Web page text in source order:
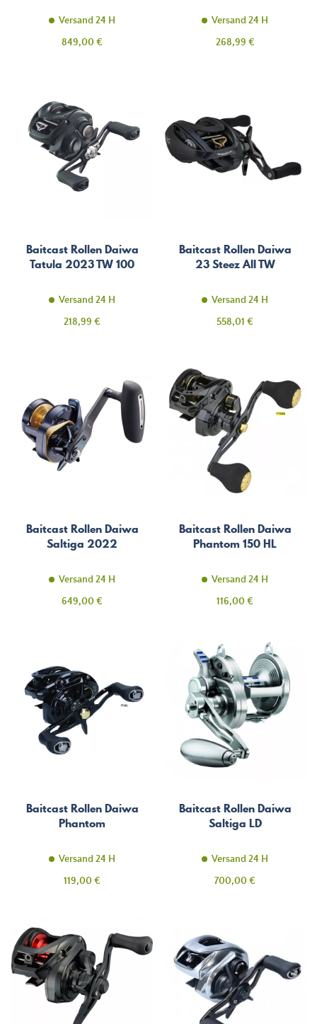
Versand 24 H
Preis
849,00 €
Versand 24 H
Preis
268,99 €
Baitcast Rollen Daiwa
Tatula 2023 TW 100
Versand 24 H
Preis
218,99 €
Baitcast Rollen Daiwa
23 Steez AII TW
Versand 24 H
Preis
558,01 €
Baitcast Rollen Daiwa
Saltiga 2022
Versand 24 H
Preis
649,00 €
Baitcast Rollen Daiwa
Phantom 150 HL
Versand 24 H
Preis
116,00 €
Baitcast Rollen Daiwa
Phantom
Versand 24 H
Preis
119,00 €
Baitcast Rollen Daiwa
Saltiga LD
Versand 24 H
Preis
700,00 €